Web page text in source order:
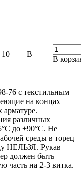
10 В
В
76 с текстильным
на концах
различных
до +90°С. Не
среды в торец
НЕЛЬЗЯ. Рукав
должен быть
часть на 2-3 витка.